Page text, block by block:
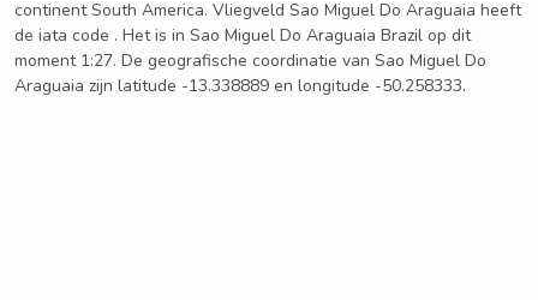
continent South America. Vliegveld Sao Miguel Do Araguaia heeft
de iata code . Het is in Sao Miguel Do Araguaia Brazil op dit
moment 1:27. De geografische coordinatie van Sao Miguel Do
Araguaia zijn latitude -13.338889 en longitude -50.258333.